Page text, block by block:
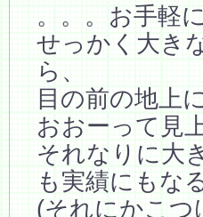
。。。お手軽
せっかく大き
ら、
目の前の地上
おおーって見
それなりに大
も実績にもな
(それにかこつ